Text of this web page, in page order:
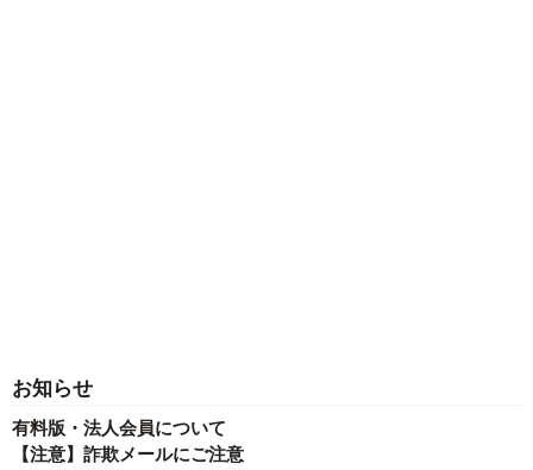
お知らせ
有料版・法人会員について
【注意】詐欺メールにご注意